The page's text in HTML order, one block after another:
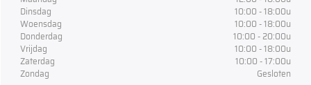
Dinsdag
10:00 - 18:00u
Woensdag
10:00 - 18:00u
Donderdag
10:00 - 20:00u
Vrijdag
10:00 - 18:00u
Zaterdag
10:00 - 17:00u
Zondag
Gesloten